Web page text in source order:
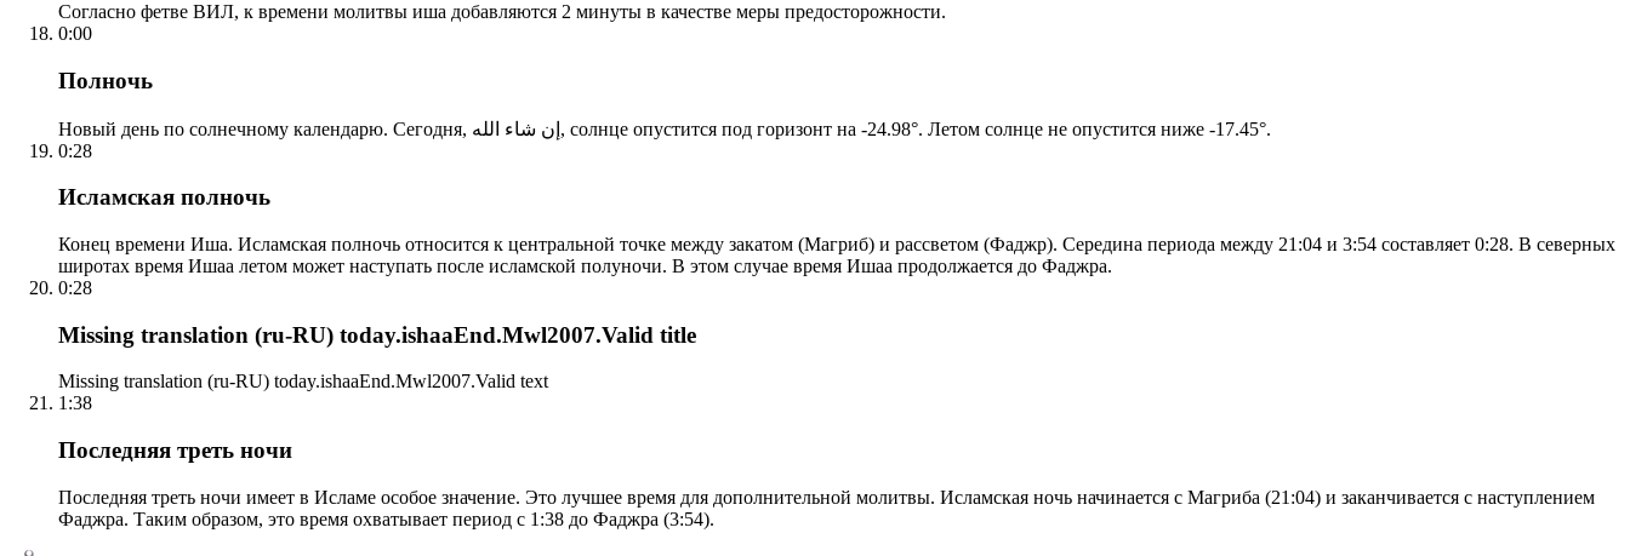
Согласно фетве ВИЛ, к времени молитвы иша добавляются 2 минуты в качестве меры предосторожности.
0:00
Полночь
Новый день по солнечному календарю. Сегодня, إن شاء الله, солнце опустится под горизонт на -24.98°. Летом солнце не опустится ниже -17.45°.
0:28
Исламская полночь
Конец времени Иша. Исламская полночь относится к центральной точке между закатом (Магриб) и рассветом (Фаджр). Середина периода между 21:04 и 3:54 составляет 0:28. В северных
широтах время Ишаа летом может наступать после исламской полуночи. В этом случае время Ишаа продолжается до Фаджра.
0:28
Missing translation (ru-RU) today.ishaaEnd.Mwl2007.Valid title
Missing translation (ru-RU) today.ishaaEnd.Mwl2007.Valid text
1:38
Последняя треть ночи
Последняя треть ночи имеет в Исламе особое значение. Это лучшее время для дополнительной молитвы. Исламская ночь начинается с Магриба (21:04) и заканчивается с наступлением
Фаджра. Таким образом, это время охватывает период с 1:38 до Фаджра (3:54).